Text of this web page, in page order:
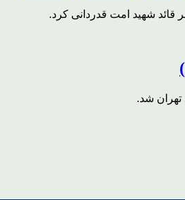
قائد شهید امت قدردانی کرد.
شد.